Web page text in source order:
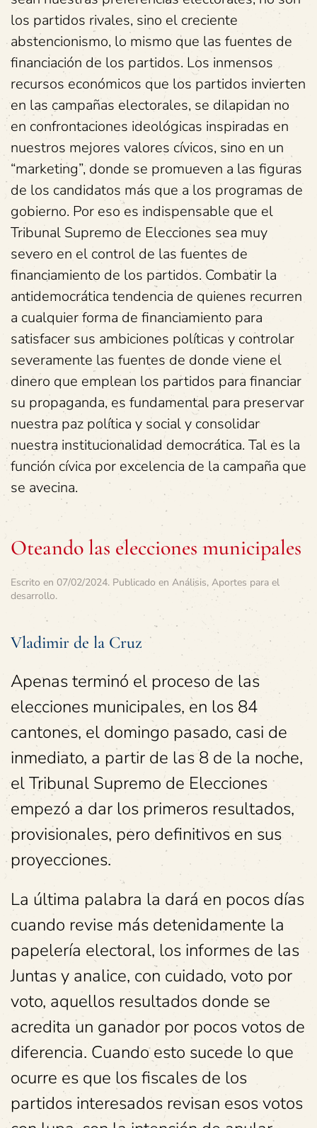
los partidos rivales, sino el creciente
abstencionismo, lo mismo que las fuentes de
financiación de los partidos. Los inmensos
recursos económicos que los partidos invierten
en las campañas electorales, se dilapidan no
en confrontaciones ideológicas inspiradas en
nuestros mejores valores cívicos, sino en un
“marketing”, donde se promueven a las figuras
de los candidatos más que a los programas de
gobierno. Por eso es indispensable que el
Tribunal Supremo de Elecciones sea muy
severo en el control de las fuentes de
financiamiento de los partidos. Combatir la
antidemocrática tendencia de quienes recurren
a cualquier forma de financiamiento para
satisfacer sus ambiciones políticas y controlar
severamente las fuentes de donde viene el
dinero que emplean los partidos para financiar
su propaganda, es fundamental para preservar
nuestra paz política y social y consolidar
nuestra institucionalidad democrática. Tal es la
función cívica por excelencia de la campaña que
se avecina.
Oteando las elecciones municipales
Escrito en 07/02/2024. Publicado en Análisis, Aportes para el
desarrollo.
Vladimir de la Cruz
Apenas terminó el proceso de las
elecciones municipales, en los 84
cantones, el domingo pasado, casi de
inmediato, a partir de las 8 de la noche,
el Tribunal Supremo de Elecciones
empezó a dar los primeros resultados,
provisionales, pero definitivos en sus
proyecciones.
La última palabra la dará en pocos días
cuando revise más detenidamente la
papelería electoral, los informes de las
Juntas y analice, con cuidado, voto por
voto, aquellos resultados donde se
acredita un ganador por pocos votos de
diferencia. Cuando esto sucede lo que
ocurre es que los fiscales de los
partidos interesados revisan esos votos